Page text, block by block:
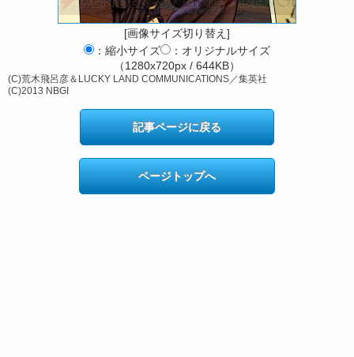
[画像サイズ切り替え]
：縮小サイズ
：オリジナルサイズ
（1280x720px / 644KB）
(C)荒木飛呂彦＆LUCKY LAND COMMUNICATIONS／集英社
(C)2013 NBGI
記事ページに戻る
ページトップへ